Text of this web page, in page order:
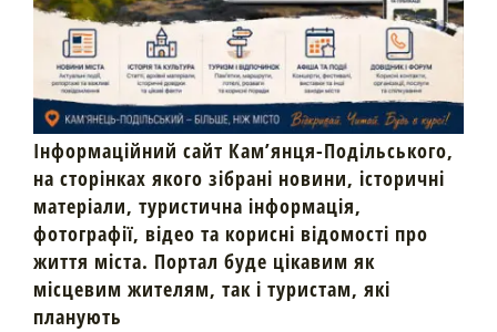
Інформаційний сайт Кам’янця-Подільського,
на сторінках якого зібрані новини, історичні
матеріали, туристична інформація,
фотографії, відео та корисні відомості про
життя міста. Портал буде цікавим як
місцевим жителям, так і туристам, які
планують